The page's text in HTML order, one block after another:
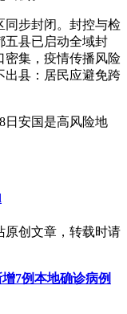
同步封闭。封控与检
五县已启动全域封
密集，疫情传播风险
出县：居民应避免跨
日安国是高风险地
原创文章，转载时请
7例本地确诊病例